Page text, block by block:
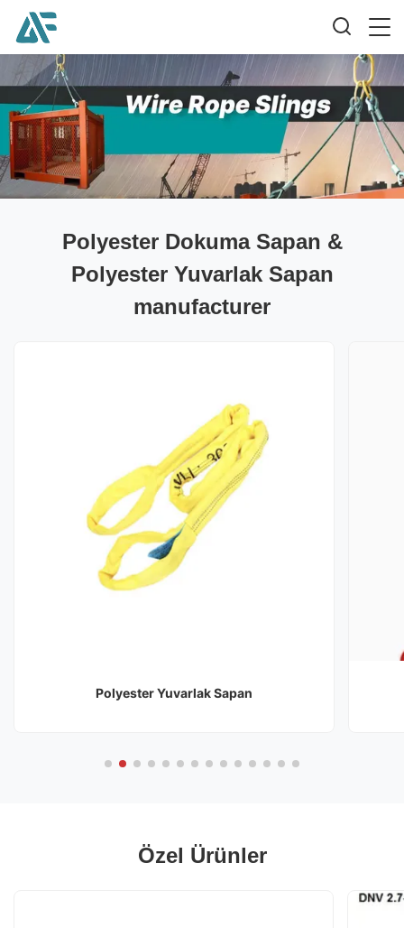
Polyester Dokuma Sapan &
Polyester Yuvarlak Sapan
manufacturer
Polyester Yuvarlak Sapan
Özel Ürünler